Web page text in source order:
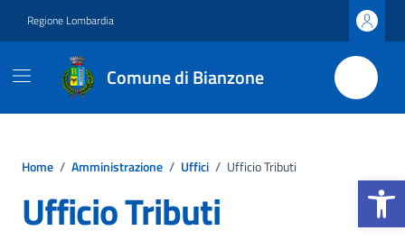
Apri la
Regione Lombardia
Comune di Bianzone
Home / Amministrazione / Uffici / Ufficio Tributi
Ufficio Tributi